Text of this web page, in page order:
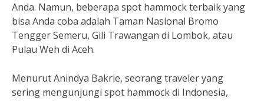
Anda. Namun, beberapa spot hammock terbaik yang
bisa Anda coba adalah Taman Nasional Bromo
Tengger Semeru, Gili Trawangan di Lombok, atau
Pulau Weh di Aceh.
Menurut Anindya Bakrie, seorang traveler yang
sering mengunjungi spot hammock di Indonesia,